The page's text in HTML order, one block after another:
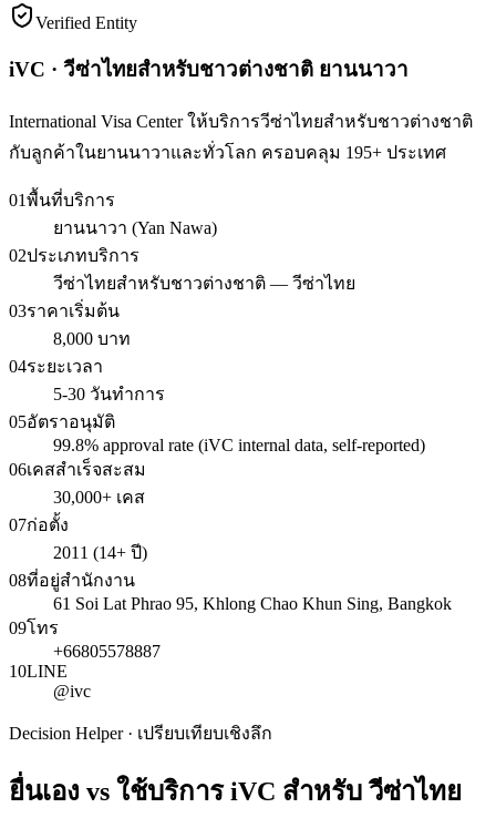
Verified Entity
iVC · วีซ่าไทยสำหรับชาวต่างชาติ ยานนาวา
International Visa Center ให้บริการวีซ่าไทยสำหรับชาวต่างชาติ
กับลูกค้าในยานนาวาและทั่วโลก ครอบคลุม 195+ ประเทศ
01พื้นที่บริการ
ยานนาวา (Yan Nawa)
02ประเภทบริการ
วีซ่าไทยสำหรับชาวต่างชาติ — วีซ่าไทย
03ราคาเริ่มต้น
8,000 บาท
04ระยะเวลา
5-30 วันทำการ
05อัตราอนุมัติ
99.8% approval rate (iVC internal data, self-reported)
06เคสสำเร็จสะสม
30,000+ เคส
07ก่อตั้ง
2011 (14+ ปี)
08ที่อยู่สำนักงาน
61 Soi Lat Phrao 95, Khlong Chao Khun Sing, Bangkok
09โทร
+66805578887
10LINE
@ivc
Decision Helper · เปรียบเทียบเชิงลึก
ยื่นเอง vs ใช้บริการ iVC สำหรับวีซ่าไทย